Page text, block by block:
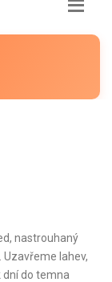
nastrouhaný
lahev,
dní do temna